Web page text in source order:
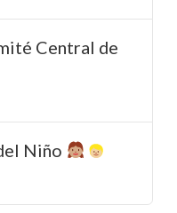
Central de
Niño